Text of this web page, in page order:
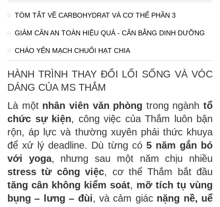
TÓM TẮT VỀ CARBOHYDRAT VÀ CƠ THỂ PHẦN 3
GIẢM CÂN AN TOÀN HIỆU QUẢ - CÂN BẰNG DINH DƯỠNG
CHÁO YẾN MẠCH CHUỐI HẠT CHIA
HÀNH TRÌNH THAY ĐỔI LỐI SỐNG VÀ VÓC
DÁNG CỦA MS THẮM
Là một nhân viên văn phòng trong ngành tổ
chức sự kiện, công việc của Thắm luôn bận
rộn, áp lực và thường xuyên phải thức khuya
để xử lý deadline. Dù từng có 5 năm gắn bó
với yoga, nhưng sau một năm chịu nhiều
stress từ công việc, cơ thể Thắm bắt đầu
tăng cân không kiểm soát, mỡ tích tụ vùng
bụng – lưng – đùi, và cảm giác nặng nề, uể